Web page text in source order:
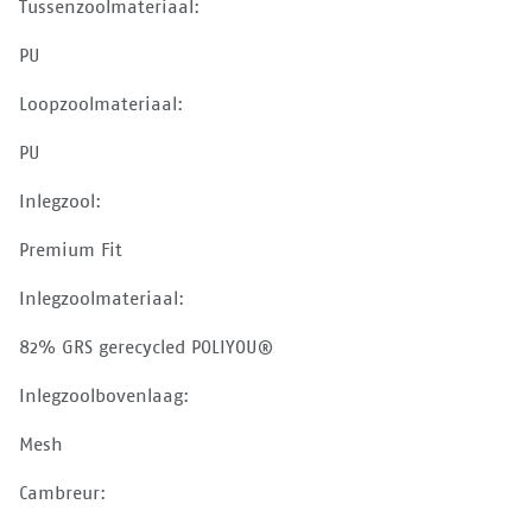
Tussenzoolmateriaal:
PU
Loopzoolmateriaal:
PU
Inlegzool:
Premium Fit
Inlegzoolmateriaal:
82% GRS gerecycled POLIYOU®
Inlegzoolbovenlaag:
Mesh
Cambreur: